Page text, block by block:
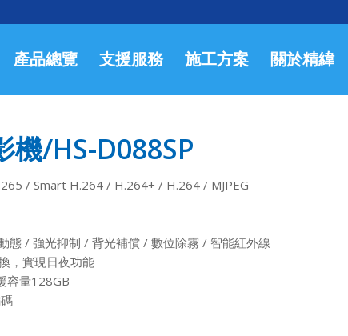
產品總覽 支援服務 施工方案 關於精緯
機/HS-D088SP
/ Smart H.264 / H.264+ / H.264 / MJPEG
態 / 強光抑制 / 背光補償 / 數位除霧 / 智能紅外線
，實現日夜功能
容量128GB